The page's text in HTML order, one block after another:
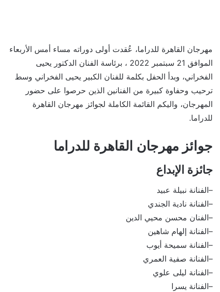
مهرجان القاهرة للدراما، عُقدت أولى دوراته مساء أمس الأربعاء
الموافق 21 سبتمبر 2022 ، برئاسة الفنان الدكتور يحيى
الفخراني، وبدأ الحفل بكلمة للفنان الكبير يحيى الفخراني وسط
ترحيب وحفاوة كبيرة من الفنانين الذين حرصوا على حضور
المهرجان، واليكم القائمة الكاملة لجوائز مهرجان القاهرة
للدراما.
جوائز مهرجان القاهرة للدراما
جائزة الإبداع
–الفنانة نبيلة عبيد
–الفنانة نادية الجندي
–الفنان محسن محيي الدين
–الفنانة إلهام شاهين
–الفنانة سميحة أيوب
–الفنانة صفية العمري
–الفنانة ليلى علوي
–الفنانة يسرا